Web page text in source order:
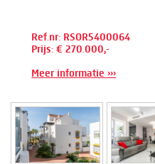
Ref.nr: RSOR5400064
Prijs: € 270.000,-
Meer informatie ›››